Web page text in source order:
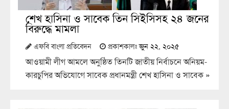
শেখ হাসিনা ও সাবেক তিন সিইসিসহ ২৪ জনের
বিরুদ্ধে মামলা
এফবি বাংলা প্রতিবেদন প্রকাশকালঃজুন ২২, ২০২৫
আওয়ামী লীগ আমলে অনুষ্ঠিত তিনটি জাতীয় নির্বাচনে অনিয়ম-
কারচুপির অভিযোগে সাবেক প্রধানমন্ত্রী শেখ হাসিনা ও সাবেক»